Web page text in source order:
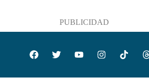
PUBLICIDAD